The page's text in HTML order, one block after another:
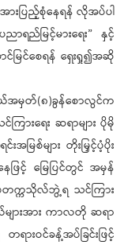
ားပြည့်စုံနေရန် လိုအပ်ပါ
ရည်မြင့်မားရေး” နှင့်
င်မြင်စေရန် ရှေးရှု၍အဆို
အမှတ်(၈)ခွန်စောလွင်က
ားရေး ဆရာများ ပိုမို
မြစ်များ တိုးမြှင့်ပံ့ပိုး
ေဖြင့် မြေပြင်တွင် အမှန်
တက္ကသိုလ်ဘွဲ့ရ သင်ကြား
ျားအား ကာလတို ဆရာ
းဝင်ခန့်အပ်ခြင်းဖြင့်